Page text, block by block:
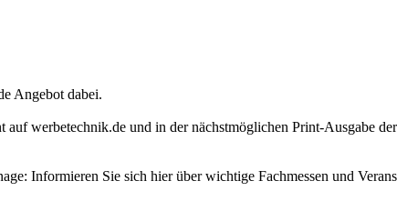
Angebot dabei.
auf werbetechnik.de und in der nächstmöglichen Print-Ausgabe
Informieren Sie sich hier über wichtige Fachmessen und